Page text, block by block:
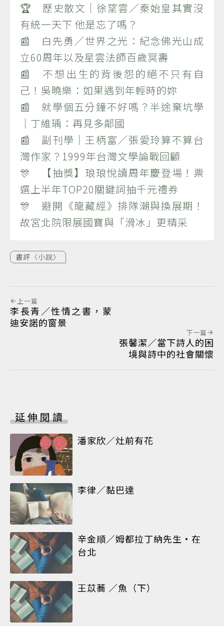
🏆 歷史散文｜徐望雲／秦始皇其實沒
有統一天下 他是忘了嗎？
📰 白先勇／世界之光：紀念佛光山成
立60周年以及星雲法師百歲冥壽
📰 不想出生的背後怨的絕不只有自
己！吳曉樂：如果遇到年輕時的妳
📰 就學個五分鐘不好嗎？半途棄坑學
｜丁維瑀：再見多鄰國
📰 副刊學｜王柄富／張愛玲算不算台
灣作家？1999年台灣文學論戰回顧
🎊 【抽獎】琅琅悅讀周年慶登場！票
選上半年TOP20關鍵詞抽千元禮券
🎊 避開《龍藏經》排隊潮與換展期！
故宮北院限展國寶與「滑冰」更精采
書評〈小說〉
上一篇
李長青／性情之書，蒙
迪安諾的窗景
下一篇
張馨潔／當下詩人的困
境與詩中的社會關懷
延伸閱讀
潘家欣／灶前有花
李律／黏巴達
辛金順／姆都拉丁納先生•在
台北
王苡蕎 ／魚（下）